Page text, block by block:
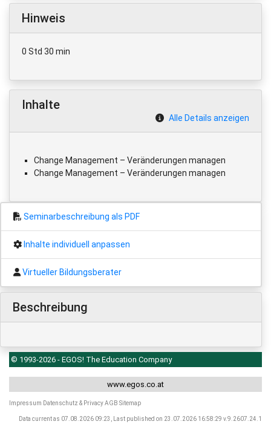
Hinweis
0 Std 30 min
Inhalte
Alle Details anzeigen
Change Management – Veränderungen managen
Change Management – Veränderungen managen
Seminarbeschreibung als PDF
Inhalte individuell anpassen
Virtueller Bildungsberater
Beschreibung
© 1993-2026 - EGOS! The Education Company
www.egos.co.at
Impressum Datenschutz & PrivacyAGB Sitemap
Data current as 07.08.2026 09:23, Last published on 23.07.2026 16:58:29 v.9.2607.24.1